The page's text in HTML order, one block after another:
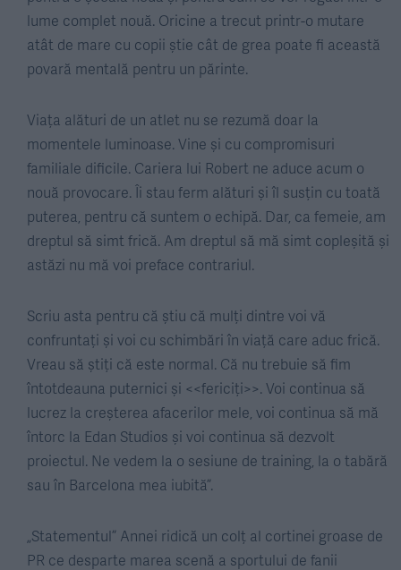
lume complet nouă. Oricine a trecut printr-o mutare
atât de mare cu copii știe cât de grea poate fi această
povară mentală pentru un părinte.
Viața alături de un atlet nu se rezumă doar la
momentele luminoase. Vine și cu compromisuri
familiale dificile. Cariera lui Robert ne aduce acum o
nouă provocare. Îi stau ferm alături și îl susțin cu toată
puterea, pentru că suntem o echipă. Dar, ca femeie, am
dreptul să simt frică. Am dreptul să mă simt copleșită și
astăzi nu mă voi preface contrariul.
Scriu asta pentru că știu că mulți dintre voi vă
confruntați și voi cu schimbări în viață care aduc frică.
Vreau să știți că este normal. Că nu trebuie să fim
întotdeauna puternici și <<fericiți>>. Voi continua să
lucrez la creșterea afacerilor mele, voi continua să mă
întorc la Edan Studios și voi continua să dezvolt
proiectul. Ne vedem la o sesiune de training, la o tabără
sau în Barcelona mea iubită”.
„Statementul” Annei ridică un colț al cortinei groase de
PR ce desparte marea scenă a sportului de fanii